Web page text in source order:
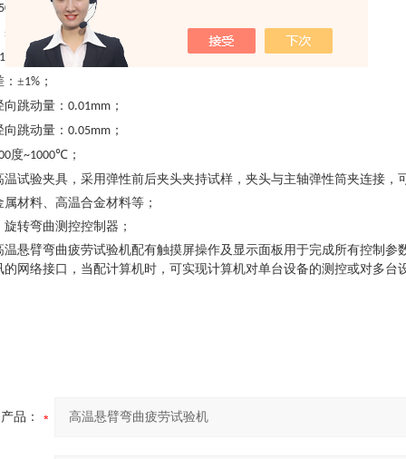
min ～10000r/min
±
；
1%
；
： ±1% ；
向跳动量 ： 0.01mm ；
向跳动量 ： 0.05mm ；
度~1000℃ ；
温试验夹具，采用弹性前后夹头夹持试样，夹头与主轴弹性筒夹连接，
属材料、高温合金材料等 ；
旋转弯曲测控控制器 ；
温悬臂弯曲疲劳试验机配有触摸屏操作及显示面板用于完成所有控制
的网络接口，当配计算机时，可实现计算机对单台设备的测控或对多
产品：